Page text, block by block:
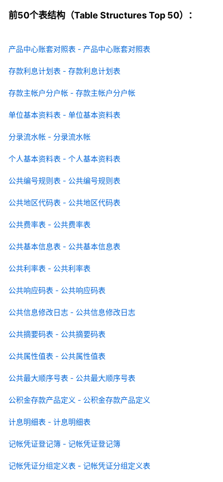
前50个表结构（Table Structures Top 50）：
产品中心账套对照表 - 产品中心账套对照表
存款利息计划表 - 存款利息计划表
存款主帐户分户帐 - 存款主帐户分户帐
单位基本资料表 - 单位基本资料表
分录流水帐 - 分录流水帐
个人基本资料表 - 个人基本资料表
公共编号规则表 - 公共编号规则表
公共地区代码表 - 公共地区代码表
公共费率表 - 公共费率表
公共基本信息表 - 公共基本信息表
公共利率表 - 公共利率表
公共响应码表 - 公共响应码表
公共信息修改日志 - 公共信息修改日志
公共摘要码表 - 公共摘要码表
公共属性值表 - 公共属性值表
公共最大顺序号表 - 公共最大顺序号表
公积金存款产品定义 - 公积金存款产品定义
计息明细表 - 计息明细表
记帐凭证登记簿 - 记帐凭证登记簿
记帐凭证分组定义表 - 记帐凭证分组定义表